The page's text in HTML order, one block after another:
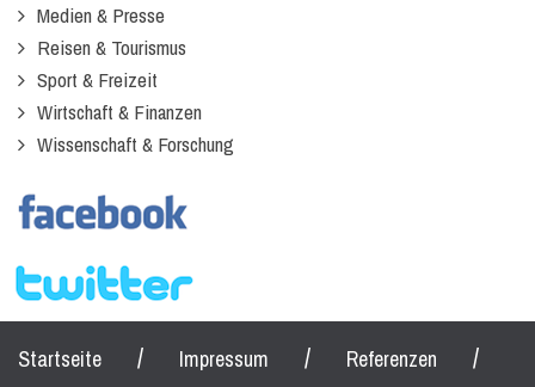
Medien & Presse
Reisen & Tourismus
Sport & Freizeit
Wirtschaft & Finanzen
Wissenschaft & Forschung
Startseite / Impressum / Referenzen /